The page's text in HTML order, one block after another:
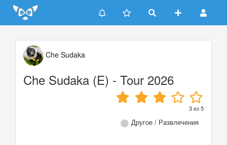
Update cookies preferences
Che Sudaka
Che Sudaka (E) - Tour 2026
3из5
Другое / Развлечения